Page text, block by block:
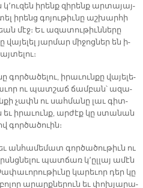
ի­րենք զի­րենք ար­տա­յայ­
ի­րենց գո­յու­թիւ­նը աշ­խար­հի
մէջ։ Եւ ա­զա­տու­թիւն­նե­րը
վա­յե­լել յար­մար մի­ջոց­ներ են ի­
ի­րա­ւուն­քը վա­յե­լե­
ու պատ­շաճ ճամ­բան՝ ա­զա­
չափն ու սահ­մա­նը լաւ գիտ­
եւ ի­րա­ւունք, ար­ժէք կը ստա­նան
գոր­ծա­ծուին։
ան­հա­մե­մատ գոր­ծա­ծու­թիւն ու
պատ­ճառ կ՚ըլ­լայ ա­մէն
կա­րե­ւոր դեր կը
ա­րարք­նե­րուն եւ փոխ­յա­րա­